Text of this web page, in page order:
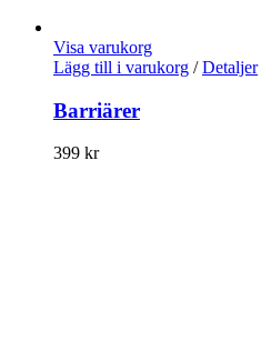
Visa varukorg
Lägg till i varukorg / Detaljer
Barriärer
399 kr